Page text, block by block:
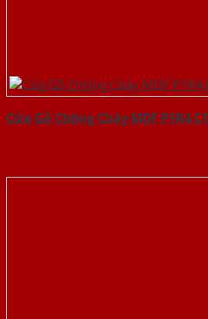
Cửa Gỗ Chống Cháy MDF P1R4 C1